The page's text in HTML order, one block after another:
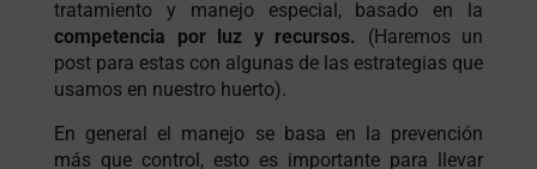
tratamiento y manejo especial, basado en la
competencia por luz y recursos. (Haremos un
post para estas con algunas de las estrategias que
usamos en nuestro huerto).
En general el manejo se basa en la prevención
más que control, esto es importante para llevar